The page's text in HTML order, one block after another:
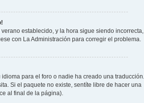
establecido, y la hora sigue siendo incorrecta,
con La Administración para corregir el problema.
para el foro o nadie ha creado una traducción.
Si el paquete no existe, sentíte libre de hacer una
al final de la página).